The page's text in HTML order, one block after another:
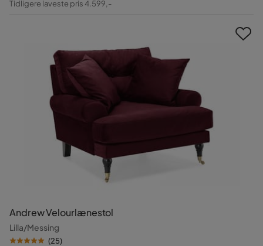
Tidligere laveste pris 4.599,-
Andrew Velourlænestol
Lilla/Messing
(25)